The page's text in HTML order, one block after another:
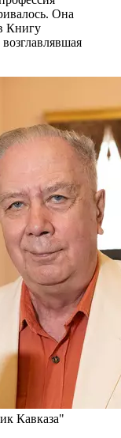
Она
Книгу
Кавказа"